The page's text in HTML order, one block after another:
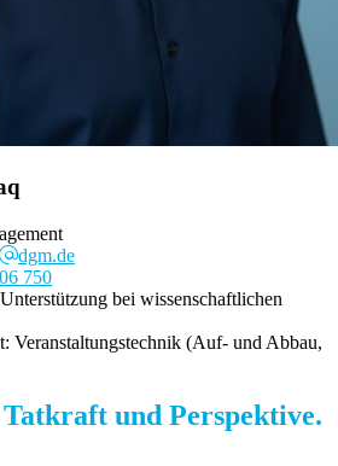
dgm.de
750
bei wissenschaftlichen
Veranstaltungstechnik (Auf- und Abbau,
und Perspektive.